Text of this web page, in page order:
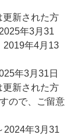
更新された方
年3月31
2019年4月13
年3月31日
更新された方
ので、ご留意
2024年3月31